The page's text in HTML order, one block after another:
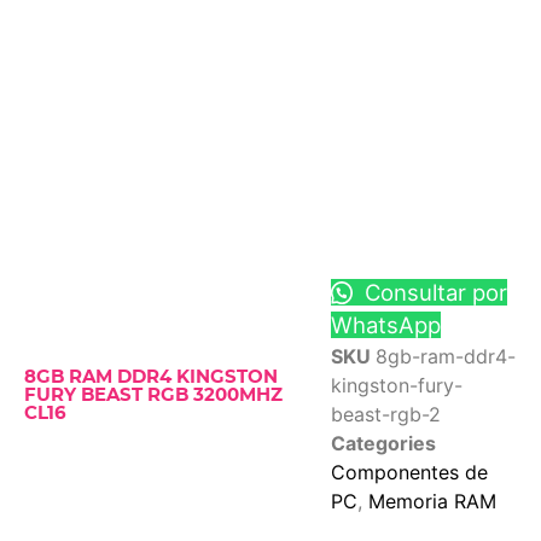
8GB RAM DDR4 KINGSTON
FURY BEAST RGB 3200MHZ
CL16
Consultar por
WhatsApp
SKU 8gb-ram-ddr4-
kingston-fury-
beast-rgb-2
Categories
Componentes de
PC, Memoria RAM